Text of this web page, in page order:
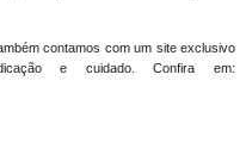
contamos com um site exclusivo
e cuidado. Confira em: